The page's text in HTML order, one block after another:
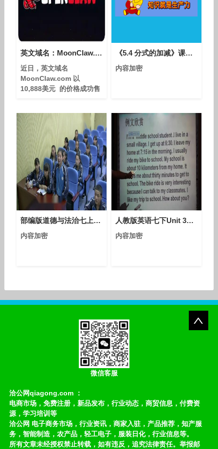
英文域名：MoonClaw.com 以 10,888美元成功售出！
近日，英文域名
MoonClaw.com 以
10,888美元 的价格成功售
下，除了通用词和短字符域
名之外，那些具备鲜明画面
感、情绪张力和品牌想象空
间的创意型域名，同样拥有
不容忽视的终端价值。像
MoonClaw.com 这样兼具
神秘感与力量感的名字，往
往更容易吸引重视品牌调性
和视觉表达的买家。
《5.4 分式的加减》课堂教学实录-浙教版初中数学七年级下册
内容加密
部编版道德与法治七上8.2《敬畏生命》课堂教学视频实录-严春友
内容加密
人教版英语七下Unit 3（Writing）课堂视频实录（刘友艳）
内容加密
微信客服
洽公网qiagong.com ：
电商市场，免费注册，新品发布，行业动态，商贸信息，付费资
源，学习培训等
洽公网 电子商务市场，行业资讯，商家入驻，产品推荐，知产服
务，智能制造，农产品，轻工电子，服装日化，行业信息等。
所有文章未经授权禁止转载，如有违反，追究法律责任。举报邮